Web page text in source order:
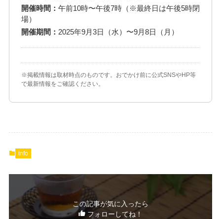
開催時間： 午前10時〜午後7時（※最終日は午後5時閉
場）
開催期間： 2025年9月3日（水）〜9月8日（月）
※掲載情報は取材時点のものです。おでかけ前に公式SNSやHP等
で最新情報をご確認ください。
info
この記事が気に入ったら
フォローしてね！